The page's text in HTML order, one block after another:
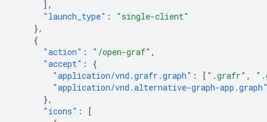
],
"launch_type" :
"single-client"
},
{
"action" : "/open-graf" ,
"accept" :
{
"application/vnd.grafr.graph" : [ ".grafr" ,
"application/vnd.alternative-graph-
},
"icons" :
[